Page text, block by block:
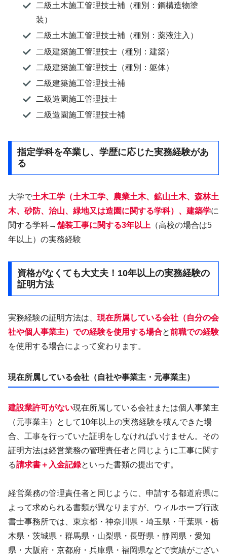
二級土木施工管理技士補（種別：鋼構造物塗
装）
二級土木施工管理技士補（種別：薬液注入）
二級建築施工管理技士（種別：建築）
二級建築施工管理技士（種別：躯体）
二級建築施工管理技士補
二級造園施工管理技士
二級造園施工管理技士補
指定学科を卒業し、学歴に応じた実務経験があ
る
大学で土木工学（土木工学、農業土木、鉱山土木、森林土
木、砂防、治山、緑地又は造園に関する学科）、建築学に
関する学科→舗装工事に関する3年以上 （高校の場合は5
年以上）の実務経験
資格がなくても大丈夫！10年以上の実務経験の
証明方法
実務経験の証明方法は、 現在所属している会社（自分の会
社や個人事業主）での経験を使用する場合と前職での経験
を使用する場合によって変わります。
現在所属している会社（自社や事業主・元事業主）
建設業許可がない現在所属している会社または個人事業主
（元事業主）として10年以上の実務経験を積んできた場
合、工事を行っていた証明をしなければいけません。その
証明方法は経営業務の管理責任者と同じように工事に関す
る請求書＋入金記録といった書類の提出です。
経営業務の管理責任者と同じように、申請する都道府県に
よって求められる書類が異なりますが、ウィルホープ行政
書士事務所では、東京都・神奈川県・埼玉県・千葉県・栃
木県・茨城県・群馬県・山梨県・長野県・静岡県・愛知
県・大阪府・京都府・兵庫県・福岡県などで実績がござい